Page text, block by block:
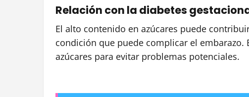
Relación con la diabetes
El alto contenido en azúcares puede
condición que puede complicar el
azúcares para evitar problemas potenciales.